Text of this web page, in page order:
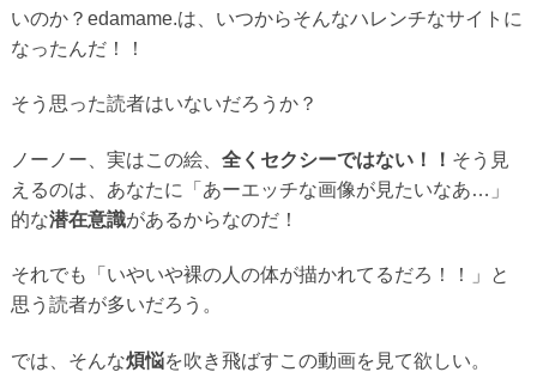
いのか？edamame.は、いつからそんなハレンチなサイトに
なったんだ！！
そう思った読者はいないだろうか？
ノーノー、実はこの絵、 全くセクシーではない！！ そう見
えるのは、あなたに「あーエッチな画像が見たいなあ…」
的な潜在意識があるからなのだ！
それでも「いやいや裸の人の体が描かれてるだろ！！」と
思う読者が多いだろう。
では、そんな煩悩を吹き飛ばすこの動画を見て欲しい。